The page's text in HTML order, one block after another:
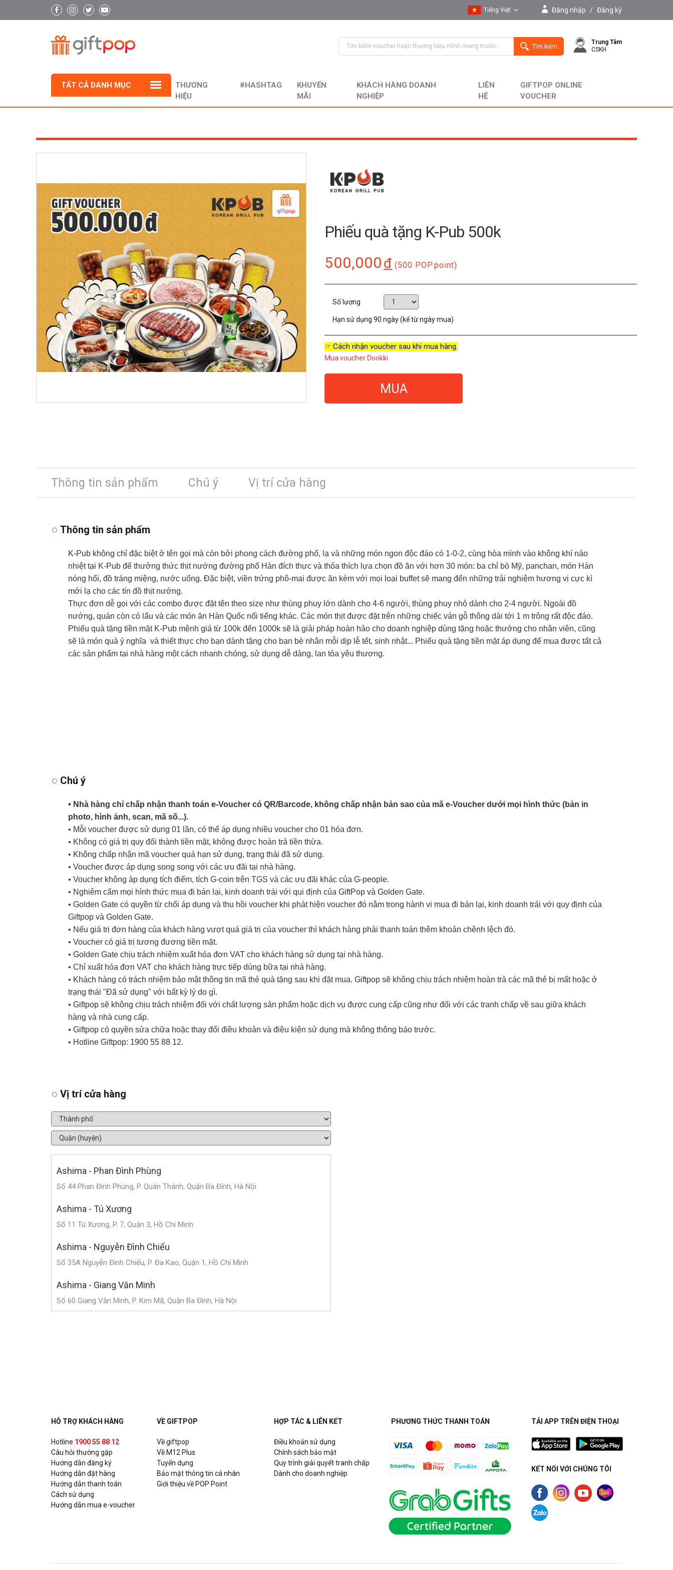
Tiếng Việt
English
Đăng nhập / Đăng ký
Tìm kiếm
Trung Tâm
CSKH
TẤT CẢ DANH MỤC
THƯƠNG
HIỆU
#HASHTAG
KHUYẾN
MÃI
KHÁCH HÀNG DOANH
NGHIỆP
LIÊN
HỆ
GIFTPOP ONLINE
VOUCHER
Phiếu quà tặng K-Pub 500k
500,000đ (500 POP point)
Số lượng
Hạn sử dụng 90 ngày (kể từ ngày mua)
☞ Cách nhận voucher sau khi mua hàng.
Mua voucher Dookki
MUA
Thông tin sản phẩm Chú ý Vị trí cửa hàng
Thông tin sản phẩm
K-Pub không chỉ đặc biệt ở tên gọi mà còn bởi phong cách đường phố, lạ và những món ngon độc đáo có 1-0-2, cùng hòa mình vào không khí náo
nhiệt tại K-Pub để thưởng thức thịt nướng đường phố Hàn đích thực và thỏa thích lựa chọn đồ ăn với hơn 30 món: ba chỉ bò Mỹ, panchan, món Hàn
nóng hổi, đồ tráng miệng, nước uống. Đặc biệt, viền trứng phô-mai được ăn kèm với mọi loại buffet sẽ mang đến những trải nghiệm hương vị cực kì
mới lạ cho các tín đồ thịt nướng.
Thực đơn dễ gọi với các combo được đặt tên theo size như thùng phuy lớn dành cho 4-6 người, thùng phuy nhỏ dành cho 2-4 người. Ngoài đồ
nướng, quán còn có lẩu và các món ăn Hàn Quốc nổi tiếng khác. Các món thịt được đặt trên những chiếc ván gỗ thông dài tới 1 m trông rất độc đáo.
Phiếu quà tặng tiền mặt K-Pub mệnh giá từ 100k đến 1000k sẽ là giải pháp hoàn hảo cho doanh nghiệp dùng tặng hoặc thưởng cho nhân viên, cũng
sẽ là món quà ý nghĩa và thiết thực cho bạn dành tặng cho bạn bè nhân mỗi dịp lễ tết, sinh nhật... Phiếu quà tặng tiền mặt áp dụng để mua được tất cả
các sản phẩm tại nhà hàng một cách nhanh chóng, sử dụng dễ dàng, lan tỏa yêu thương.
Chú ý
• Nhà hàng chỉ chấp nhận thanh toán e-Voucher có QR/Barcode, không chấp nhận bản sao của mã e-Voucher dưới mọi hình thức (bản in
photo, hình ảnh, scan, mã số...).
• Mỗi voucher được sử dụng 01 lần, có thể áp dụng nhiều voucher cho 01 hóa đơn.
• Không có giá trị quy đổi thành tiền mặt, không được hoàn trả tiền thừa.
• Không chấp nhận mã voucher quá hạn sử dụng, trạng thái đã sử dụng.
• Voucher được áp dụng song song với các ưu đãi tại nhà hàng.
• Voucher không áp dụng tích điểm, tích G-coin trên TGS và các ưu đãi khác của G-people.
• Nghiêm cấm mọi hình thức mua đi bán lại, kinh doanh trái với qui định của GiftPop và Golden Gate.
• Golden Gate có quyền từ chối áp dụng và thu hồi voucher khi phát hiện voucher đó nằm trong hành vi mua đi bán lại, kinh doanh trái với quy định của
Giftpop và Golden Gate.
• Nếu giá trị đơn hàng của khách hàng vượt quá giá trị của voucher thì khách hàng phải thanh toán thêm khoản chênh lệch đó.
• Voucher có giá trị tương đương tiền mặt.
• Golden Gate chịu trách nhiệm xuất hóa đơn VAT cho khách hàng sử dụng tại nhà hàng.
• Chỉ xuất hóa đơn VAT cho khách hàng trực tiếp dùng bữa tại nhà hàng.
• Khách hàng có trách nhiệm bảo mật thông tin mã thẻ quà tặng sau khi đặt mua. Giftpop sẽ không chịu trách nhiệm hoàn trả các mã thẻ bị mất hoặc ở
trạng thái "Đã sử dụng" với bất kỳ lý do gì.
• Giftpop sẽ không chịu trách nhiệm đối với chất lượng sản phẩm hoặc dịch vụ được cung cấp cũng như đối với các tranh chấp về sau giữa khách
hàng và nhà cung cấp.
• Giftpop có quyền sửa chữa hoặc thay đổi điều khoản và điều kiện sử dụng mà không thông báo trước.
• Hotline Giftpop: 1900 55 88 12.
Vị trí cửa hàng
Ashima - Phan Đình Phùng
Số 44 Phan Đình Phùng, P. Quán Thánh, Quận Ba Đình, Hà Nội
Ashima - Tú Xương
Số 11 Tú Xương, P. 7, Quận 3, Hồ Chí Minh
Ashima - Nguyễn Đình Chiểu
Số 35A Nguyễn Đình Chiểu, P. Đa Kao, Quận 1, Hồ Chí Minh
Ashima - Giang Văn Minh
Số 60 Giang Văn Minh, P. Kim Mã, Quận Ba Đình, Hà Nội
Tòa nhà UDIC N04 Hoàng Đạo Thúy, P. Trung Hòa, Quận Cầu Giấy, Hà Nội
Ashima - Xuân Thủy
Số 93 Xuân Thủy, P. Thảo Điền, Quận 2, Hồ Chí Minh
Ashima - Nguyễn Trãi
Số 331A Nguyễn Trãi, P. Nguyễn Cư Trinh, Quận 1, Hồ Chí Minh
Gogi House - KNG Mall Phú Mỹ Vũng Tàu
HỖ TRỢ KHÁCH HÀNG
Hotline 1900 55 88 12
Câu hỏi thường gặp
Hướng dẫn đăng ký
Hướng dẫn đặt hàng
Hướng dẫn thanh toán
Cách sử dụng
Hướng dẫn mua e-voucher
VỀ GIFTPOP
Về giftpop
Về M12 Plus
Tuyển dụng
Bảo mật thông tin cá nhân
Giới thiệu về POP Point
HỢP TÁC & LIÊN KẾT
Điều khoản sử dụng
Chính sách bảo mật
Quy trình giải quyết tranh chấp
Dành cho doanh nghiệp
PHƯƠNG THỨC THANH TOÁN TẢI APP TRÊN ĐIỆN THOẠI
KẾT NỐI VỚI CHÚNG TÔI